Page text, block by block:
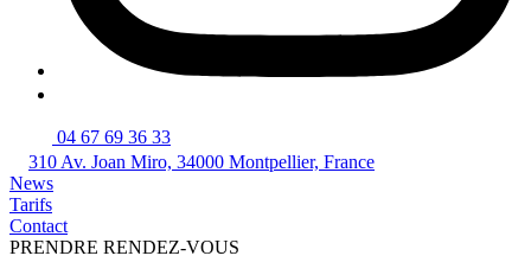
04 67 69 36 33
310 Av. Joan Miro, 34000 Montpellier, France
News
Tarifs
Contact
PRENDRE RENDEZ-VOUS